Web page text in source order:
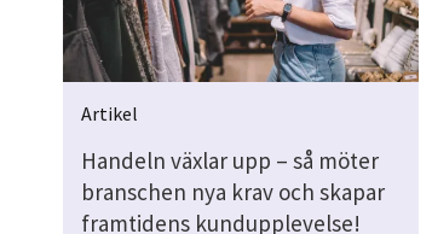
Artikel
Handeln växlar upp – så möter
branschen nya krav och skapar
framtidens kundupplevelse!